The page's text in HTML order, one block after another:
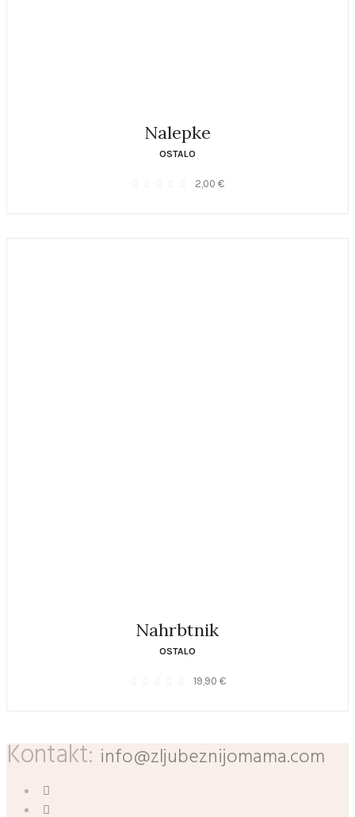
Nalepke
OSTALO
2,00 €
Nahrbtnik
OSTALO
19,90 €
Kontakt: info@zljubeznijomama.com